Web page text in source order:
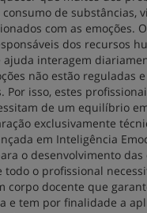
consumo de substâncias,
com as emoções.
dos recursos
ajuda interagem
não estão reguladas
Por isso, estes
de um equilíbrio
exclusivamente
em Inteligência
o desenvolvimento das
todo o profissional
corpo docente que
e tem por finalidade a